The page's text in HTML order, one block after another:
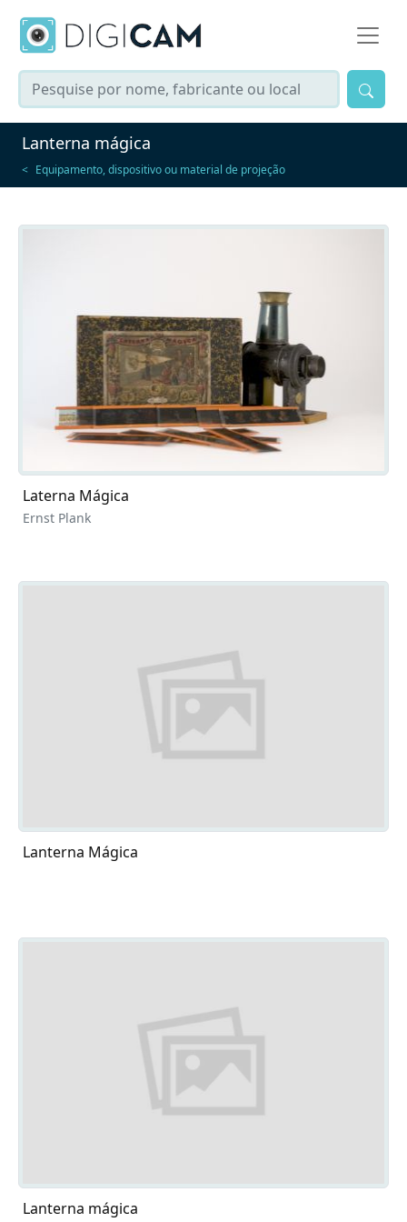
Lanterna mágica
Equipamento, dispositivo ou material de projeção
Laterna Mágica
Ernst Plank
Lanterna Mágica
Lanterna mágica